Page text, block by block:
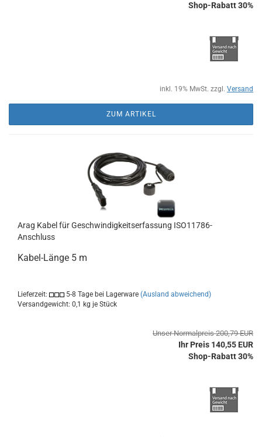
Shop-Rabatt 30%
inkl. 19% MwSt. zzgl. Versand
ZUM ARTIKEL
Arag Kabel für Geschwindigkeitserfassung ISO11786-
Anschluss
Kabel-Länge 5 m
Lieferzeit: 5-8 Tage bei Lagerware (Ausland abweichend)
Versandgewicht: 0,1 kg je Stück
Unser Normalpreis 200,79 EUR
Ihr Preis 140,55 EUR
Shop-Rabatt 30%